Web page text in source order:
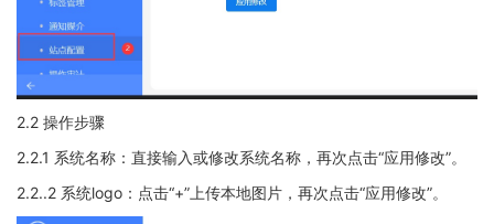
2.2 操作步骤
2.2.1 系统名称：直接输入或修改系统名称，再次点击“应用修改”。
2.2..2 系统logo：点击“+”上传本地图片，再次点击“应用修改”。